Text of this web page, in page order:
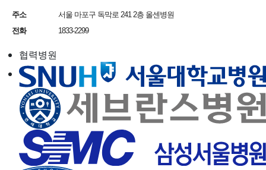
주소
서울 마포구 독막로 241 2층 올센병원
전화
1833-2299
협력병원